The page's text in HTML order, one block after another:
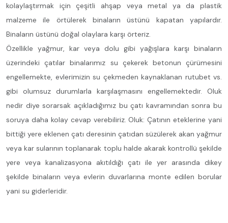
kolaylaştırmak için çeşitli ahşap veya metal ya da plastik
malzeme ile örtülerek binaların üstünü kapatan yapılardır.
Binaların üstünü doğal olaylara karşı örteriz.
Özellikle yağmur, kar veya dolu gibi yağışlara karşı binaların
üzerindeki çatılar binalarımız su çekerek betonun çürümesini
engellemekte, evlerimizin su çekmeden kaynaklanan rutubet vs.
gibi olumsuz durumlarla karşılaşmasını engellemektedir. Oluk
nedir diye sorarsak açıkladığımız bu çatı kavramından sonra bu
soruya daha kolay cevap verebiliriz. Oluk: Çatının eteklerine yani
bittiği yere eklenen çatı deresinin çatıdan süzülerek akan yağmur
veya kar sularının toplanarak toplu halde akarak kontrollü şekilde
yere veya kanalizasyona akıtıldığı çatı ile yer arasında dikey
şekilde binaların veya evlerin duvarlarına monte edilen borular
yani su giderleridir.